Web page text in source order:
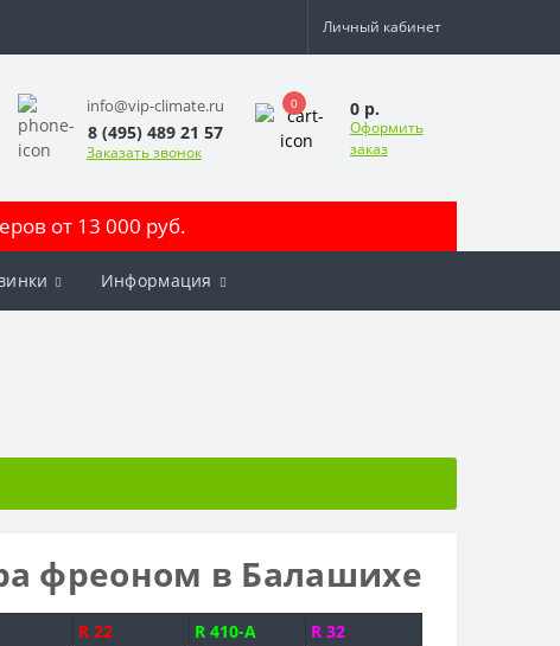
Личный кабинет
info@vip-climate.ru
8 (495) 489 21 57
Заказать звонок
0 0 р.
Оформить
заказ
от 13 000 руб.
Информация
фреоном в Балашихе
R 22 R 410-A
R 32